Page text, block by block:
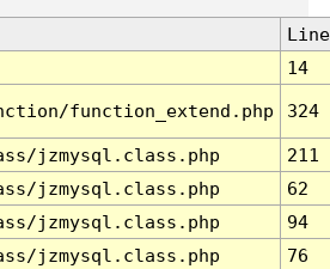
Line
14
function_extend.php 324
jzmysql.class.php
211
jzmysql.class.php
62
jzmysql.class.php
94
jzmysql.class.php 76